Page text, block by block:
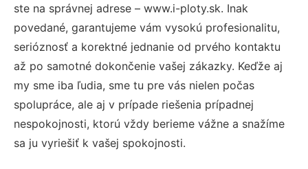
ste na správnej adrese – www.i-ploty.sk. Inak
povedané, garantujeme vám vysokú profesionalitu,
serióznosť a korektné jednanie od prvého kontaktu
až po samotné dokončenie vašej zákazky. Keďže aj
my sme iba ľudia, sme tu pre vás nielen počas
spolupráce, ale aj v prípade riešenia prípadnej
nespokojnosti, ktorú vždy berieme vážne a snažíme
sa ju vyriešiť k vašej spokojnosti.